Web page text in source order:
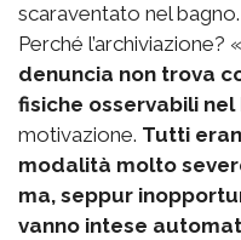
scaraventato nel bagno.
Perché l’archiviazione? «
denuncia non trova
fisiche osservabili nel
motivazione. Tutti
modalità molto
ma, seppur
vanno intese